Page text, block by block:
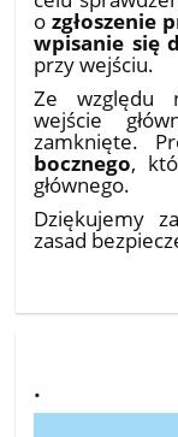
ozgłoszenie
wpisanie się
przy wejściu.
Ze względu
wejście
zamknięte.
bocznego,
głównego.
Dziękujemy
zasad
.